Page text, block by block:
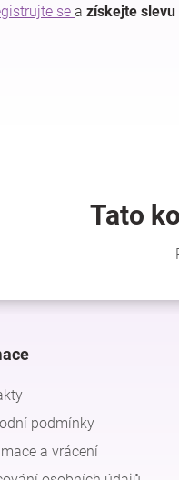
se a získejte slevu
podmínky
a vrácení